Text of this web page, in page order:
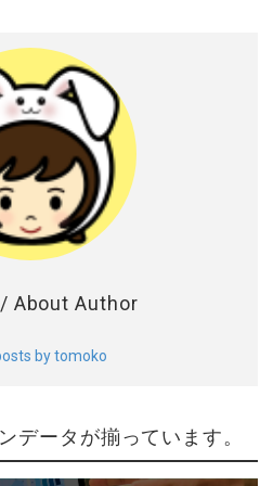
/ About Author
by tomoko
データが揃っています。